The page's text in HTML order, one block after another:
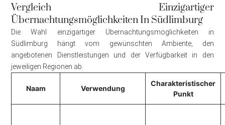
Vergleich Einzigartiger
Übernachtungsmöglichkeiten In Südlimburg
Die Wahl einzigartiger Übernachtungsmöglichkeiten in
Südlimburg hängt vom gewünschten Ambiente, den
angebotenen Dienstleistungen und der Verfügbarkeit in den
jeweiligen Regionen ab.
Naam Verwendung
Charakteristischer
Punkt